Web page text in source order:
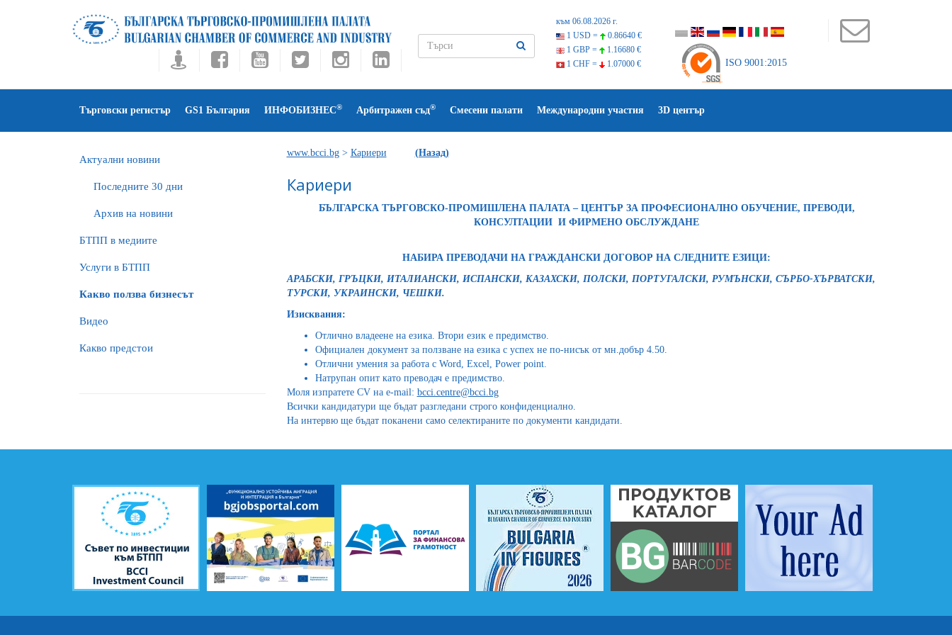
към 06.08.2026 г.
1 USD =
0.86640 €
1 GBP =
1.16680 €
1 CHF =
1.07000 € ISO 9001:2015
Търговски регистър GS1 България ИНФОБИЗНЕС® Арбитражен съд® Смесени палати Международни участия 3D център
Актуални новини
Последните 30 дни
Архив на новини
БTПП в медиите
Услуги в БТПП
Какво ползва бизнесът
Видео
Какво предстои
www.bcci.bg> Кариери (Назад)
Кариери
БЪЛГАРСКА ТЪРГОВСКО-ПРОМИШЛЕНА ПАЛАТА – ЦЕНТЪР ЗА ПРОФЕСИОНАЛНО ОБУЧЕНИЕ, ПРЕВОДИ,
КОНСУЛТАЦИИ И ФИРМЕНО ОБСЛУЖДАНЕ
НАБИРА ПРЕВОДАЧИ НА ГРАЖДАНСКИ ДОГОВОР НА СЛЕДНИТЕ ЕЗИЦИ:
АРАБСКИ, ГРЪЦКИ, ИТАЛИАНСКИ, ИСПАНСКИ, КАЗАХСКИ, ПОЛСКИ, ПОРТУГАЛСКИ, РУМЪНСКИ, СЪРБО-ХЪРВАТСКИ,
ТУРСКИ, УКРАИНСКИ, ЧЕШКИ.
Изисквания:
Отлично владеене на езика. Втори език е предимство.
Официален документ за ползване на езика с успех не по-нисък от мн.добър 4.50.
Отлични умения за работа с Word, Excel, Power point.
Натрупан опит като преводач е предимство.
Моля изпратете CV на e-mail: bcci.centre@bcci.bg
Всички кандидатури ще бъдат разгледани строго конфиденциално.
На интервю ще бъдат поканени само селектираните по документи кандидати.